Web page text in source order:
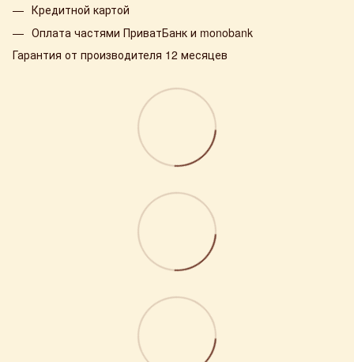
Кредитной картой
Оплата частями ПриватБанк и monobank
Гарантия от производителя 12 месяцев